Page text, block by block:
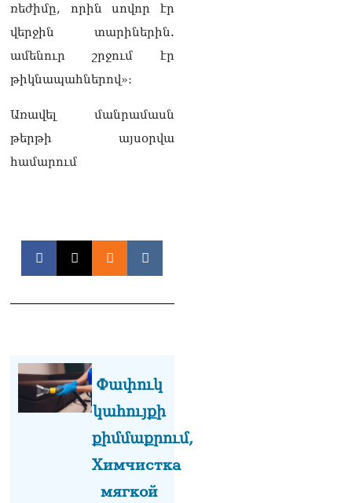
ռեժիմը, որին սովոր էր
վերջին տարիներին.
ամենուր շրջում էր
թիկնապահներով»։
Առավել մանրամասն
թերթի այսօրվա
համարում
Փափուկ
կահույքի
քիմմաքրում,
Химчистка
мягкой